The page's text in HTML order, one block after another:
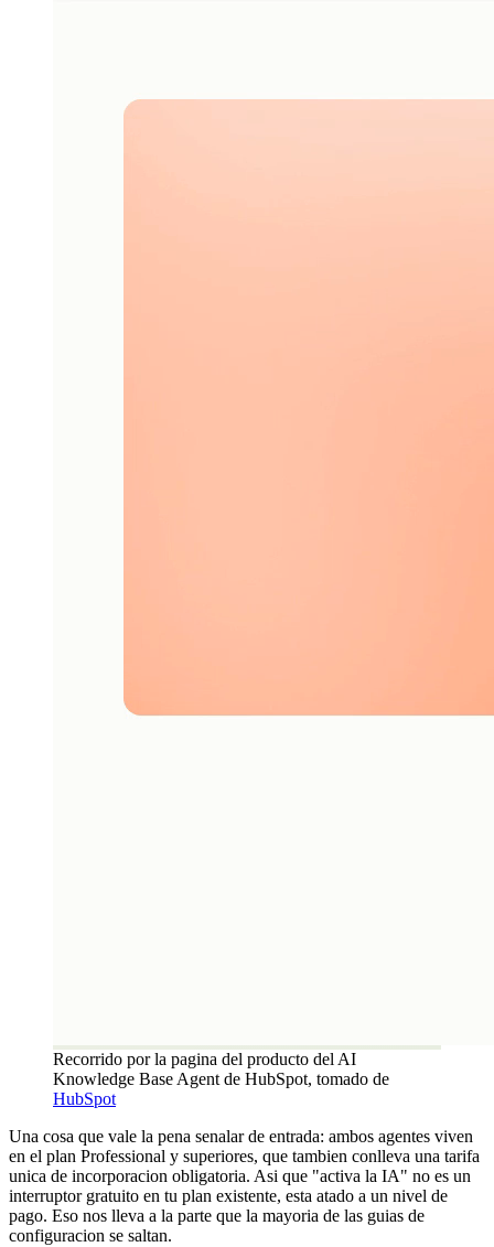
Recorrido por la pagina del producto del AI
Knowledge Base Agent de HubSpot, tomado de
HubSpot
Una cosa que vale la pena senalar de entrada: ambos agentes viven
en el plan Professional y superiores, que tambien conlleva una tarifa
unica de incorporacion obligatoria. Asi que "activa la IA" no es un
interruptor gratuito en tu plan existente, esta atado a un nivel de
pago. Eso nos lleva a la parte que la mayoria de las guias de
configuracion se saltan.